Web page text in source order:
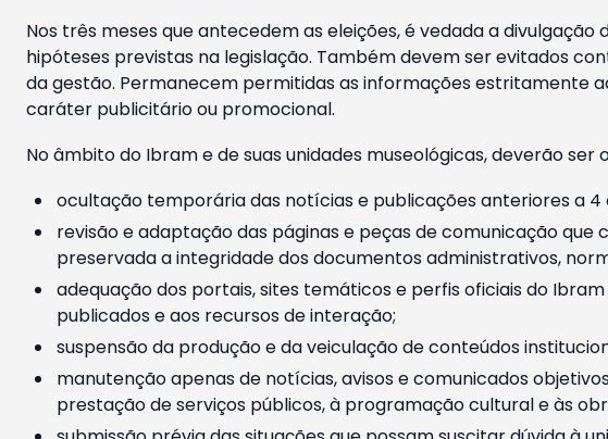
Nos três meses que antecedem as eleições, é vedada a
hipóteses previstas na legislação. Também devem ser evitados
da gestão. Permanecem permitidas as informações estritamente
caráter publicitário ou promocional.
No âmbito do Ibram e de suas unidades museológicas, deverão ser
ocultação temporária das notícias e publicações anteriores a
revisão e adaptação das páginas e peças de comunicação
preservada a integridade dos documentos administrativos,
adequação dos portais, sites temáticos e perfis oficiais do
publicados e aos recursos de interação;
suspensão da produção e da veiculação de conteúdos
manutenção apenas de notícias, avisos e comunicados
prestação de serviços públicos, à programação cultural e às